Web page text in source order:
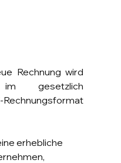
Rechnung wird
gesetzlich
erhebliche